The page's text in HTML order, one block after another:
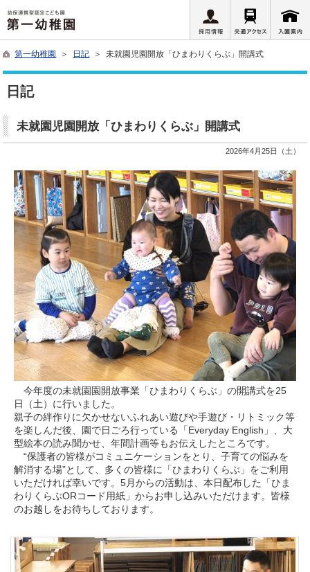
第一幼稚園 ＞ 日記 ＞ 未就園児園開放「ひまわりくらぶ」開講式
日記
未就園児園開放「ひまわりくらぶ」開講式
2026年4月25日（土）
今年度の未就園園開放事業「ひまわりくらぶ」の開講式を25
日（土）に行いました。
親子の絆作りに欠かせないふれあい遊びや手遊び・リトミック等
を楽しんだ後、園で日ごろ行っている「Everyday English」、大
型絵本の読み聞かせ、年間計画等もお伝えしたところです。
“保護者の皆様がコミュニケーションをとり、子育ての悩みを
解消する場”として、多くの皆様に「ひまわりくらぶ」をご利用
いただければ幸いです。5月からの活動は、本日配布した「ひま
わりくらぶORコード用紙」からお申し込みいただけます。皆様
のお越しをお待ちしております。